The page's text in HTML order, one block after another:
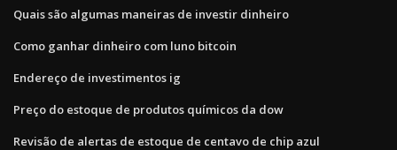
Quais são algumas maneiras de investir dinheiro
Como ganhar dinheiro com luno bitcoin
Endereço de investimentos ig
Preço do estoque de produtos químicos da dow
Revisão de alertas de estoque de centavo de chip azul